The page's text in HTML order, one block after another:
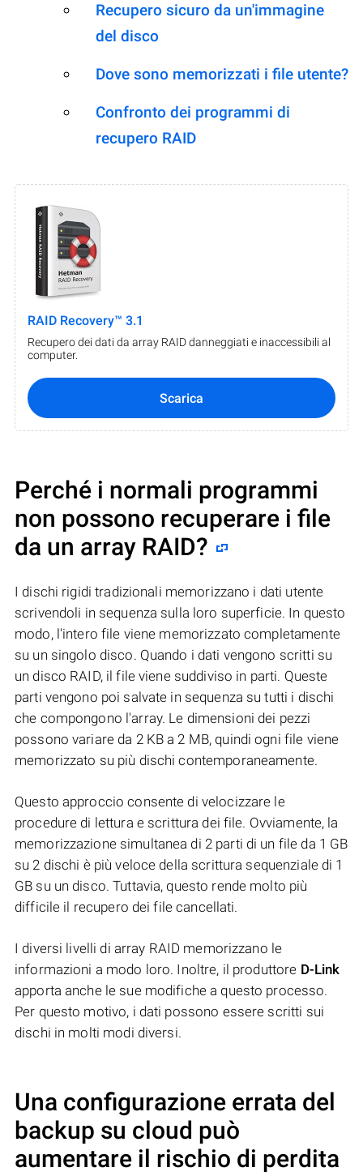
Recupero sicuro da un'immagine
del disco
Dove sono memorizzati i file utente?
Confronto dei programmi di
recupero RAID
RAID Recovery™ 3.1
Recupero dei dati da array RAID danneggiati e inaccessibili al
computer.
Scarica
Perché i normali programmi
non possono recuperare i file
da un array RAID?
I dischi rigidi tradizionali memorizzano i dati utente
scrivendoli in sequenza sulla loro superficie. In questo
modo, l'intero file viene memorizzato completamente
su un singolo disco. Quando i dati vengono scritti su
un disco RAID, il file viene suddiviso in parti. Queste
parti vengono poi salvate in sequenza su tutti i dischi
che compongono l'array. Le dimensioni dei pezzi
possono variare da 2 KB a 2 MB, quindi ogni file viene
memorizzato su più dischi contemporaneamente.
Questo approccio consente di velocizzare le
procedure di lettura e scrittura dei file. Ovviamente, la
memorizzazione simultanea di 2 parti di un file da 1 GB
su 2 dischi è più veloce della scrittura sequenziale di 1
GB su un disco. Tuttavia, questo rende molto più
difficile il recupero dei file cancellati.
I diversi livelli di array RAID memorizzano le
informazioni a modo loro. Inoltre, il produttore D-Link
apporta anche le sue modifiche a questo processo.
Per questo motivo, i dati possono essere scritti sui
dischi in molti modi diversi.
Una configurazione errata del
backup su cloud può
aumentare il rischio di perdita